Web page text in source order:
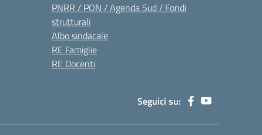
PNRR / PON / Agenda Sud / Fondi
strutturali
Albo sindacale
RE Famiglie
RE Docenti
Seguici su: